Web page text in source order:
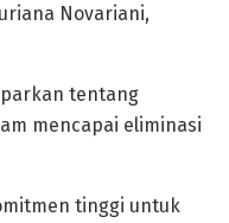
Novariani,
tentang
mencapai eliminasi
tinggi untuk